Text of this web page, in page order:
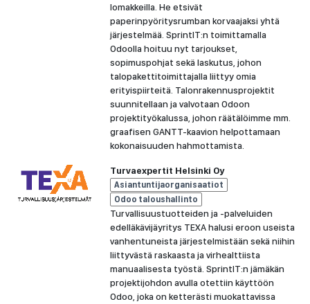
lomakkeilla. He etsivät
paperinpyöritysrumban korvaajaksi yhtä
järjestelmää. SprintIT:n toimittamalla
Odoolla hoituu nyt tarjoukset,
sopimuspohjat sekä laskutus, johon
talopakettitoimittajalla liittyy omia
erityispiirteitä. Talonrakennusprojektit
suunnitellaan ja valvotaan Odoon
projektityökalussa, johon räätälöimme mm.
graafisen GANTT-kaavion helpottamaan
kokonaisuuden hahmottamista.
Turvaexpertit Helsinki Oy
Asiantuntijaorganisaatiot
Odoo taloushallinto
Turvallisuustuotteiden ja -palveluiden
edelläkävijäyritys TEXA halusi eroon useista
vanhentuneista järjestelmistään sekä niihin
liittyvästä raskaasta ja virhealttiista
manuaalisesta työstä. SprintIT:n jämäkän
projektijohdon avulla otettiin käyttöön
Odoo, joka on ketterästi muokattavissa